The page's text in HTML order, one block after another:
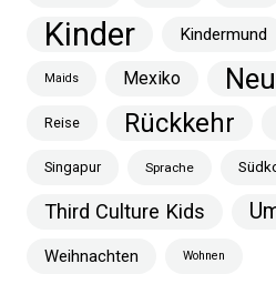
Kinder Kindermund
Maids Mexiko
Reise Rückkehr
Singapur Sprache
Third Culture Kids
Weihnachten Wohnen